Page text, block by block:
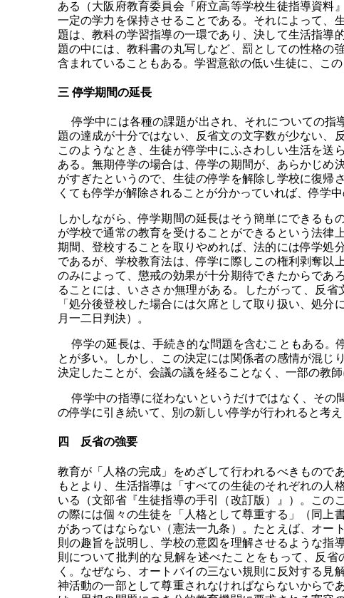
ある（大阪府教育委員会『府立高等学校生徒指導資料
一定の学力を保持させることである。それによって、
題は、教科の学習指導の一環であり、決して生活指導
題の中には、教科書の丸写しなど、罰としての性格の
含まれていることもある。学習意欲の低い生徒に、こ
三 停学期間の延長
停学中には各種の課題が出され、それについての指
題の達成が十分ではない、反省文の文字数が少ない、
このようなとき、生徒が停学中にふさわしい生活を
ある。無期停学の場合は、停学の期間が、あらかじめ
がすぎたというので、生徒の停学を解除し学校に復帰
くても停学が解除されることが分かっていれば、停学
しかしながら、停学期間の延長はそう簡単にできる
が学校で通常の教育を受けることができるという法律
期間、登校することを取りやめれば、法的には停学処
であるが、学校教育法は、停学に際しこの権利剥奪以
のみによって、懲戒の効果が十分期待できたからであ
ることには、いささか無理がある。したがって、反
「処分後登校した場合には欠席として取り扱い、処
月一二日判決）。
停学の延長は、手続き的な問題を含むこともある。
とが多い。しかし、この決定には関係者の感情が混じ
決定したことが、会議の議を経ることなく、一部の教
停学中の指導に従わないというだけではなく、その
の停学に引き続いて、別の新しい停学が行われると考
四 反省の強要
教育が「人格の完成」をめざして行われるべきもので
もとより、生活指導は「すべての生徒のそれぞれの
いる（文部省『生徒指導の手引（改訂版）』）。この
の際には個々の生徒を「人格として尊重する」（同上
があってはならない（憲法一九条）。たとえば、オー
則の趣旨を説明し、学校の意図を理解させるような指
則について批判的な見解を述べたことをもって、反
く。なぜなら、オートバイの三ない規則に反対する
神活動の一部として尊重されなければならないからで